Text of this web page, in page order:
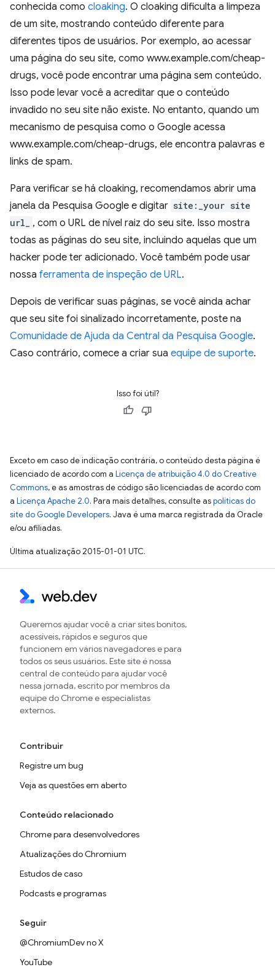
conhecida como cloaking. O cloaking dificulta a limpeza
de um site, mostrando conteúdo diferente para
diferentes tipos de usuários. Por exemplo, ao acessar
uma página do seu site, como www.example.com/cheap-
drugs, você pode encontrar uma página sem conteúdo.
Isso pode levar você a acreditar que o conteúdo
invadido no seu site não existe. No entanto, quando um
mecanismo de pesquisa como o Google acessa
www.example.com/cheap-drugs, ele encontra palavras e
links de spam.
Para verificar se há cloaking, recomendamos abrir uma
janela da Pesquisa Google e digitar site:_your site
url_
, com o URL de nível raiz do seu site. Isso mostra
todas as páginas do seu site, incluindo aquelas que um
hacker pode ter adicionado. Você também pode usar
nossa ferramenta de inspeção de URL.
Depois de verificar suas páginas, se você ainda achar
que seu site foi sinalizado incorretamente, poste na
Comunidade de Ajuda da Central da Pesquisa Google.
Caso contrário, comece a criar sua equipe de suporte.
Isso foi útil?
Exceto em caso de indicação contrária, o conteúdo desta página é
licenciado de acordo com a Licença de atribuição 4.0 do Creative
Commons, e as amostras de código são licenciadas de acordo com
a Licença Apache 2.0. Para mais detalhes, consulte aspolíticas do
site do Google Developers. Java é uma marca registrada da Oracle
e/ou afiliadas.
Última atualização 2015-01-01 UTC.
Queremos ajudar você a criar sites bonitos,
acessíveis, rápidos e seguros que
funcionem em vários navegadores e para
todos os seus usuários. Este site é nossa
central de conteúdo para ajudar você
nessa jornada, escrito por membros da
equipe do Chrome e especialistas
externos.
Contribuir
Registre um bug
Veja as questões em aberto
Conteúdo relacionado
Chrome para desenvolvedores
Atualizações do Chromium
Estudos de caso
Podcasts e programas
Seguir
@ChromiumDev no X
YouTube